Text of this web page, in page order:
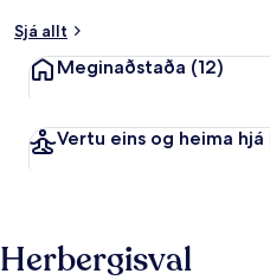
Sjá allt
Meginaðstaða (12)
Vertu eins og heima hjá
Herbergisval